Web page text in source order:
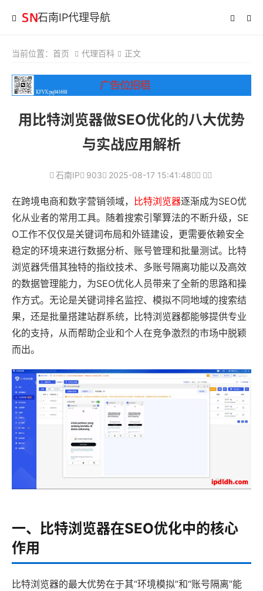
石南IP代理导航
当前位置： 首页 代理百科 正文
用比特浏览器做SEO优化的八大优势
与实战应用解析
石南IP 903 2025-08-17 15:41:48
在跨境电商和数字营销领域， 比特浏览器逐渐成为SEO优
化从业者的常用工具。随着搜索引擎算法的不断升级，SE
O工作不仅仅是关键词布局和外链建设，更需要依赖安全
稳定的环境来进行数据分析、账号管理和批量测试。比特
浏览器凭借其独特的指纹技术、多账号隔离功能以及高效
的数据管理能力，为SEO优化人员带来了全新的思路和操
作方式。无论是关键词排名监控、模拟不同地域的搜索结
果，还是批量搭建站群系统，比特浏览器都能够提供专业
化的支持，从而帮助企业和个人在竞争激烈的市场中脱颖
而出。
一、比特浏览器在SEO优化中的核心
作用
比特浏览器的最大优势在于其“环境模拟”和“账号隔离”能